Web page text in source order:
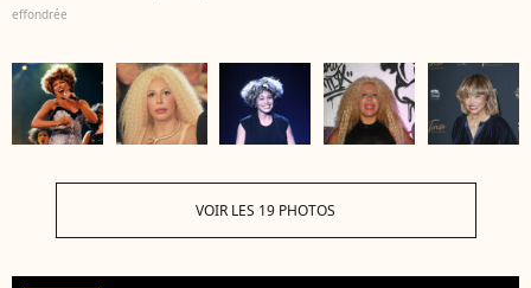
effondrée
VOIR LES 19 PHOTOS